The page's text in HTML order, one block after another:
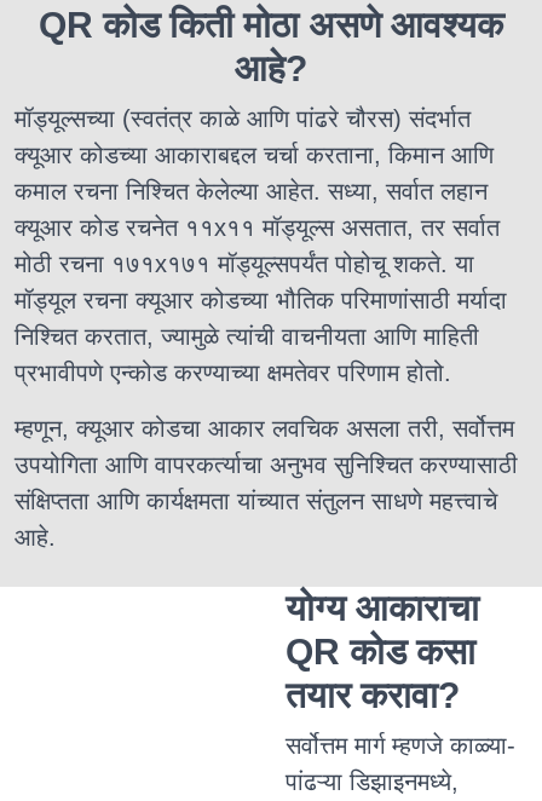
QR कोड किती मोठा असणे आवश्यक
आहे?
मॉड्यूल्सच्या (स्वतंत्र काळे आणि पांढरे चौरस) संदर्भात
क्यूआर कोडच्या आकाराबद्दल चर्चा करताना, किमान आणि
कमाल रचना निश्चित केलेल्या आहेत. सध्या, सर्वात लहान
क्यूआर कोड रचनेत ११x११ मॉड्यूल्स असतात, तर सर्वात
मोठी रचना १७१x१७१ मॉड्यूल्सपर्यंत पोहोचू शकते. या
मॉड्यूल रचना क्यूआर कोडच्या भौतिक परिमाणांसाठी मर्यादा
निश्चित करतात, ज्यामुळे त्यांची वाचनीयता आणि माहिती
प्रभावीपणे एन्कोड करण्याच्या क्षमतेवर परिणाम होतो.
म्हणून, क्यूआर कोडचा आकार लवचिक असला तरी, सर्वोत्तम
उपयोगिता आणि वापरकर्त्याचा अनुभव सुनिश्चित करण्यासाठी
संक्षिप्तता आणि कार्यक्षमता यांच्यात संतुलन साधणे महत्त्वाचे
आहे.
योग्य आकाराचा
QR कोड कसा
तयार करावा?
सर्वोत्तम मार्ग म्हणजे काळ्या-
पांढऱ्या डिझाइनमध्ये,